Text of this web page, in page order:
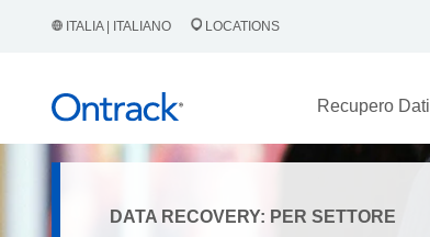
ITALIA | ITALIANO LOCATIONS
Recupero Dati
DATA RECOVERY: PER SETTORE